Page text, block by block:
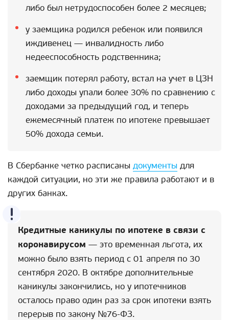
либо был нетрудоспособен более 2 месяцев;
у заемщика родился ребенок или появился
иждивенец — инвалидность либо
недееспособность родственника;
заемщик потерял работу, встал на учет в ЦЗН
либо доходы упали более 30% по сравнению с
доходами за предыдущий год, и теперь
ежемесячный платеж по ипотеке превышает
50% дохода семьи.
В Сбербанке четко расписаны документы для
каждой ситуации, но эти же правила работают и в
других банках.
Кредитные каникулы по ипотеке в связи с
коронавирусом — это временная льгота, их
можно было взять период с 01 апреля по 30
сентября 2020. В октябре дополнительные
каникулы закончились, но у ипотечников
осталось право один раз за срок ипотеки взять
перерыв по закону №76-ФЗ.